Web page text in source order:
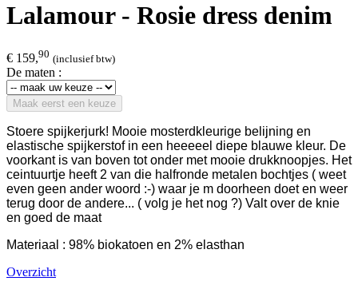
Lalamour - Rosie dress denim
€ 159,90 (inclusief btw)
De maten :
Maak eerst een keuze
Stoere spijkerjurk! Mooie mosterdkleurige belijning en
elastische spijkerstof in een heeeeel diepe blauwe kleur. De
voorkant is van boven tot onder met mooie drukknoopjes. Het
ceintuurtje heeft 2 van die halfronde metalen bochtjes ( weet
even geen ander woord :-) waar je m doorheen doet en weer
terug door de andere... ( volg je het nog ?) Valt over de knie
en goed de maat
Materiaal : 98% biokatoen en 2% elasthan
Overzicht